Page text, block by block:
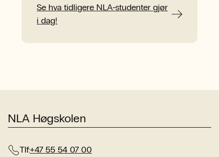
Se hva tidligere NLA-studenter gjør
i dag!
NLA Høgskolen
Tlf:+47 55 54 07 00